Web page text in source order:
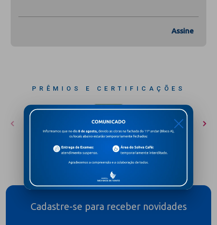
Assine
PRÊMIOS E CERTIFICAÇÕES
Cadastre-se para receber novidades
X